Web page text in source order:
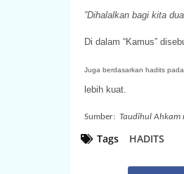
”Dihalalkan bagi kita
Di dalam “Kamus”
Juga berdasarkan hadits
lebih kuat.
Sumber: Taudihul Ahkam
Tags HADITS